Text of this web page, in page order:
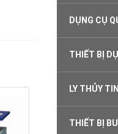
DỤNG CỤ
THIẾT BỊ
LY THỦY
THIẾT BỊ